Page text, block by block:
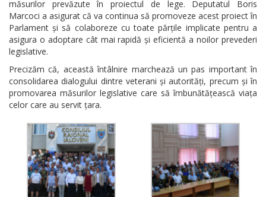
măsurilor prevăzute în proiectul de lege. Deputatul Boris
Marcoci a asigurat că va continua să promoveze acest proiect în
Parlament și să colaboreze cu toate părțile implicate pentru a
asigura o adoptare cât mai rapidă și eficientă a noilor prevederi
legislative.
Precizăm că, această întâlnire marchează un pas important în
consolidarea dialogului dintre veterani și autorități, precum și în
promovarea măsurilor legislative care să îmbunătățească viața
celor care au servit țara.